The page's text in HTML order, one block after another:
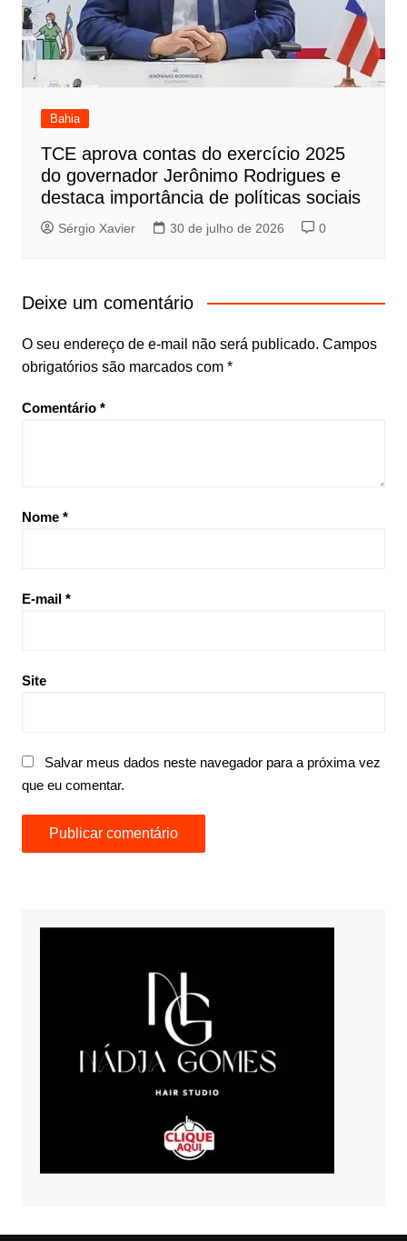
Bahia
TCE aprova contas do exercício 2025
do governador Jerônimo Rodrigues e
destaca importância de políticas sociais
Sérgio Xavier 30 de julho de 2026 0
Deixe um comentário
O seu endereço de e-mail não será publicado. Campos
obrigatórios são marcados com *
Comentário *
Nome *
E-mail *
Site
Salvar meus dados neste navegador para a próxima vez
que eu comentar.